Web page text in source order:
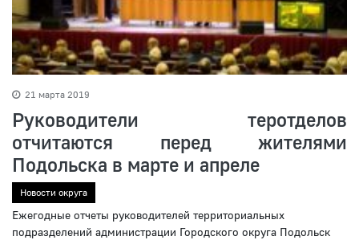
21 марта 2019
Руководители теротделов
отчитаются перед жителями
Подольска в марте и апреле
Новости округа
Ежегодные отчеты руководителей территориальных
подразделений администрации Городского округа Подольск